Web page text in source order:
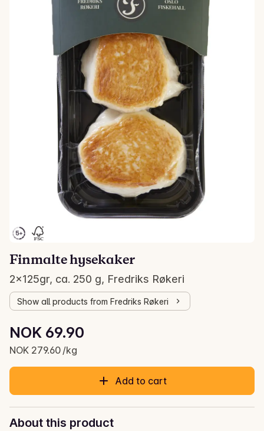
Finmalte hysekaker
2x125gr, ca. 250 g, Fredriks Røkeri
Show all products from Fredriks Røkeri
Current price is: NOK 69.90
NOK 69.90
NOK 279.60 /kg
Unit price: NOK 279.60 /kg
Add to cart
About this product